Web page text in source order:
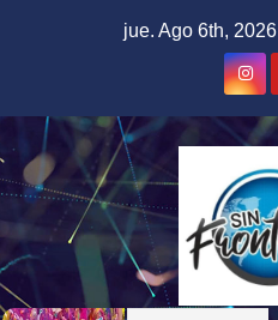
jue. Ago 6th, 2026